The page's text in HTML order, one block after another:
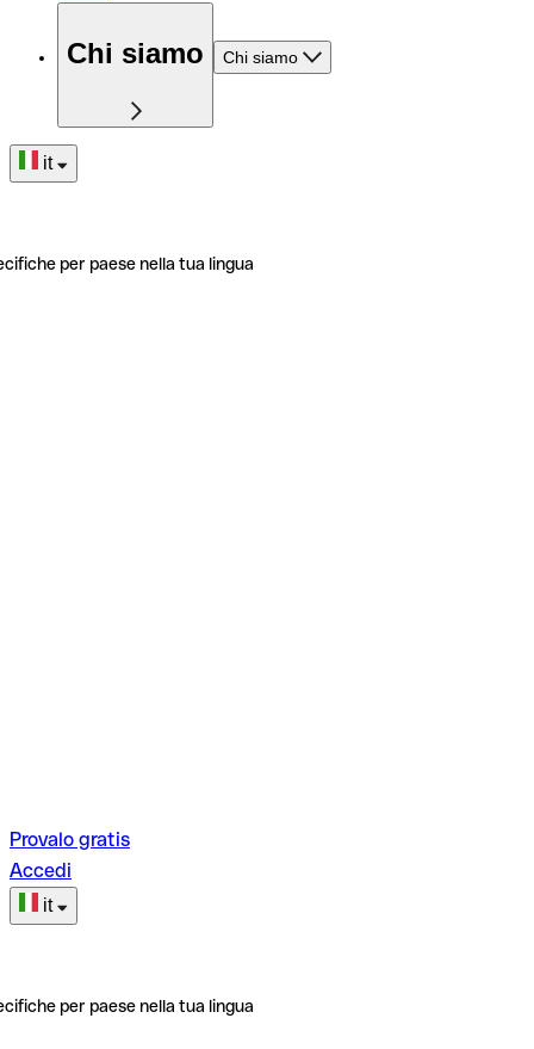
Chi siamo Chi siamo
it
per paese nella tua lingua
Provalo gratis
Accedi
it
per paese nella tua lingua